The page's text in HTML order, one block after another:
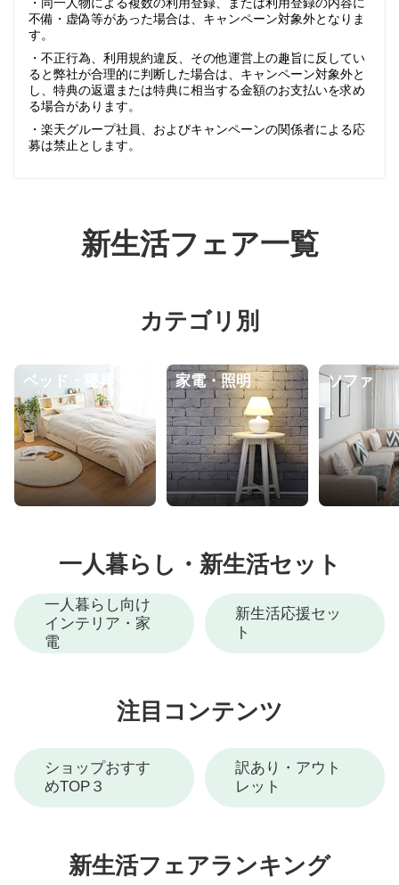
不備・虚偽等があった場合は、キャンペーン対象外となりま
す。
・不正行為、利用規約違反、その他運営上の趣旨に反してい
ると弊社が合理的に判断した場合は、キャンペーン対象外と
し、特典の返還または特典に相当する金額のお支払いを求め
る場合があります。
・楽天グループ社員、およびキャンペーンの関係者による応
募は禁止とします。
新生活フェア一覧
カテゴリ別
ベッド・寝具 家電・照明 ソファ
一人暮らし・新生活セット
一人暮らし向け
インテリア・家
電
新生活応援セッ
ト
注目コンテンツ
ショップおすす
めTOP３
訳あり・アウト
レット
新生活フェアランキング